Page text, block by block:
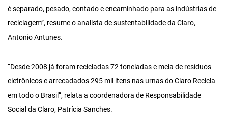
é separado, pesado, contado e encaminhado para as indústrias de
reciclagem”, resume o analista de sustentabilidade da Claro,
Antonio Antunes.
“Desde 2008 já foram recicladas 72 toneladas e meia de resíduos
eletrônicos e arrecadados 295 mil itens nas urnas do Claro Recicla
em todo o Brasil”, relata a coordenadora de Responsabilidade
Social da Claro, Patrícia Sanches.